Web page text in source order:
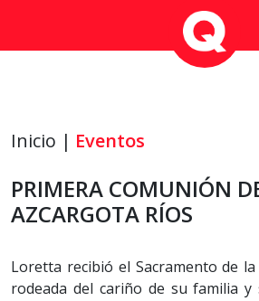
Inicio | Eventos
PRIMERA COMUNIÓN
AZCARGOTA RÍOS
Loretta recibió el Sacramento de
rodeada del cariño de su familia y